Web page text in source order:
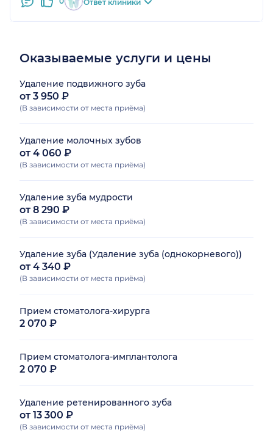
Ответ клиники
Оказываемые услуги и цены
Удаление подвижного зуба
от 3 950 ₽
(В зависимости от места приёма)
Удаление молочных зубов
от 4 060 ₽
(В зависимости от места приёма)
Удаление зуба мудрости
от 8 290 ₽
(В зависимости от места приёма)
Удаление зуба (Удаление зуба (однокорневого))
от 4 340 ₽
(В зависимости от места приёма)
Прием стоматолога-хирурга
2 070 ₽
Прием стоматолога-имплантолога
2 070 ₽
Удаление ретенированного зуба
от 13 300 ₽
(В зависимости от места приёма)